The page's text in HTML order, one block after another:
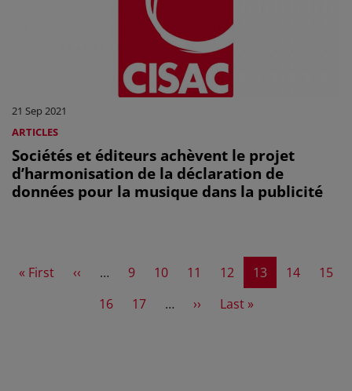
21 Sep 2021
ARTICLES
Sociétés et éditeurs achèvent le projet
d’harmonisation de la déclaration de
données pour la musique dans la publicité
First page
« First Previous page
‹‹ … Page
9 Page
10 Page
11 Page
12 Current page
13 Page
14 Page
15
Page
16 Page
17 … Next page
›› Last page
Last »